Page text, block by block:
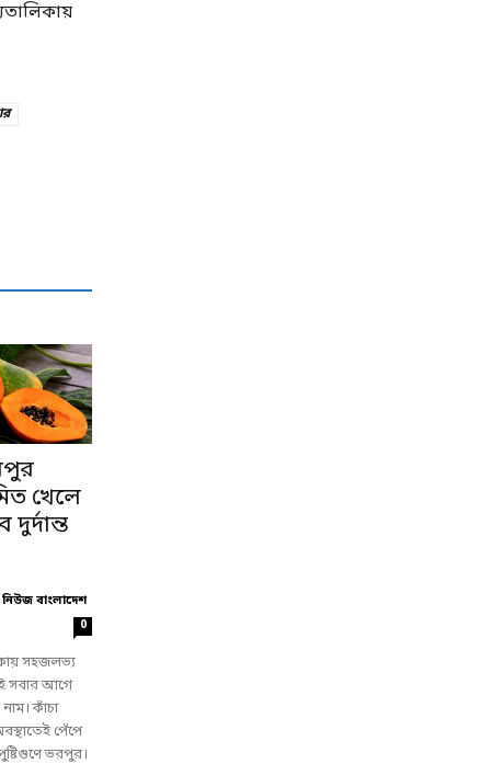
খেলে
বাংলাদেশ
0
সহজলভ্য
সবার আগে
কাঁচা
পেঁপে
ভরপুর।